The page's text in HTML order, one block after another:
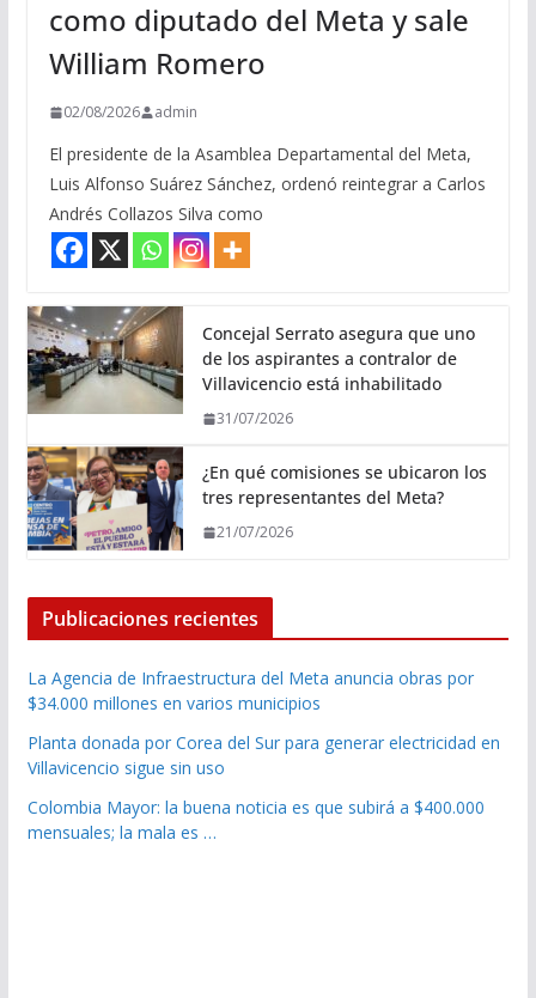
como diputado del Meta y sale
William Romero
02/08/2026 admin
El presidente de la Asamblea Departamental del Meta,
Luis Alfonso Suárez Sánchez, ordenó reintegrar a Carlos
Andrés Collazos Silva como
Concejal Serrato asegura que uno
de los aspirantes a contralor de
Villavicencio está inhabilitado
31/07/2026
¿En qué comisiones se ubicaron los
tres representantes del Meta?
21/07/2026
Publicaciones recientes
La Agencia de Infraestructura del Meta anuncia obras por
$34.000 millones en varios municipios
Planta donada por Corea del Sur para generar electricidad en
Villavicencio sigue sin uso
Colombia Mayor: la buena noticia es que subirá a $400.000
mensuales; la mala es …